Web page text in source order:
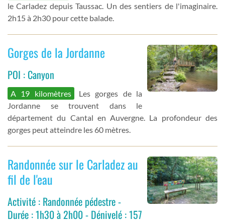
le Carladez depuis Taussac. Un des sentiers de l'imaginaire.
2h15 à 2h30 pour cette balade.
Gorges de la Jordanne
POI : Canyon
A 19 kilomètres
Les gorges de la
Jordanne se trouvent dans le
département du Cantal en Auvergne. La profondeur des
gorges peut atteindre les 60 mètres.
Randonnée sur le Carladez au
fil de l'eau
Activité : Randonnée pédestre -
Durée : 1h30 à 2h00 - Dénivelé : 157